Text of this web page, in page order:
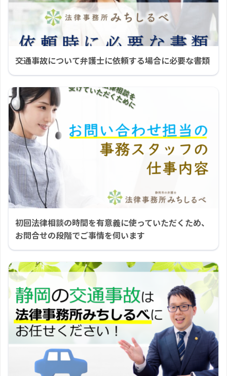
交通事故について弁護士に依頼する場合に必要な書類
初回法律相談の時間を有意義に使っていただくため、
お問合せの段階でご事情を伺います